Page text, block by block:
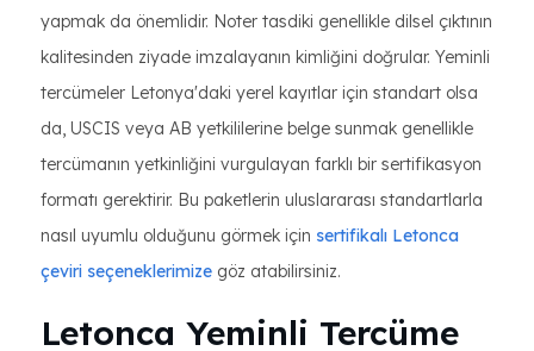
yapmak da önemlidir. Noter tasdiki genellikle dilsel çıktının
kalitesinden ziyade imzalayanın kimliğini doğrular. Yeminli
tercümeler Letonya'daki yerel kayıtlar için standart olsa
da, USCIS veya AB yetkililerine belge sunmak genellikle
tercümanın yetkinliğini vurgulayan farklı bir sertifikasyon
formatı gerektirir. Bu paketlerin uluslararası standartlarla
nasıl uyumlu olduğunu görmek için sertifikalı Letonca
çeviri seçeneklerimize göz atabilirsiniz.
Letonca Yeminli Tercüme